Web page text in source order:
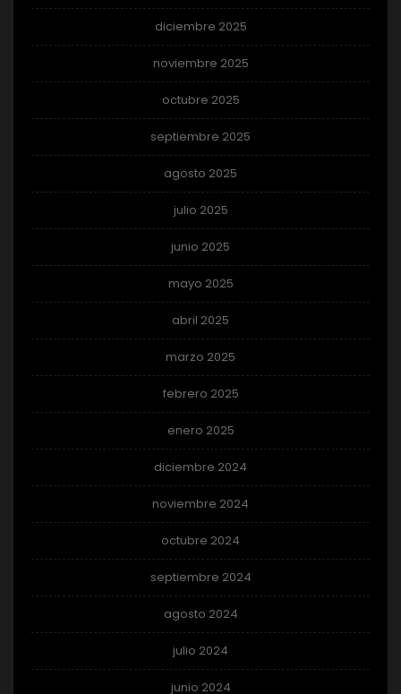
diciembre 2025
noviembre 2025
octubre 2025
septiembre 2025
agosto 2025
julio 2025
junio 2025
mayo 2025
abril 2025
marzo 2025
febrero 2025
enero 2025
diciembre 2024
noviembre 2024
octubre 2024
septiembre 2024
agosto 2024
julio 2024
junio 2024